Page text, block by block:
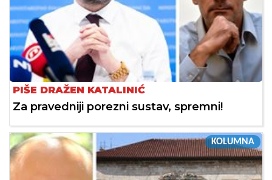
PIŠE DRAŽEN KATALINIĆ
Za pravedniji porezni sustav, spremni!
KOLUMNA